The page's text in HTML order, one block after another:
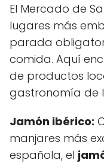
El Mercado de
lugares más
parada
comida. Aquí
de productos
gastronomía de
Jamón ibérico:
manjares más
española, el